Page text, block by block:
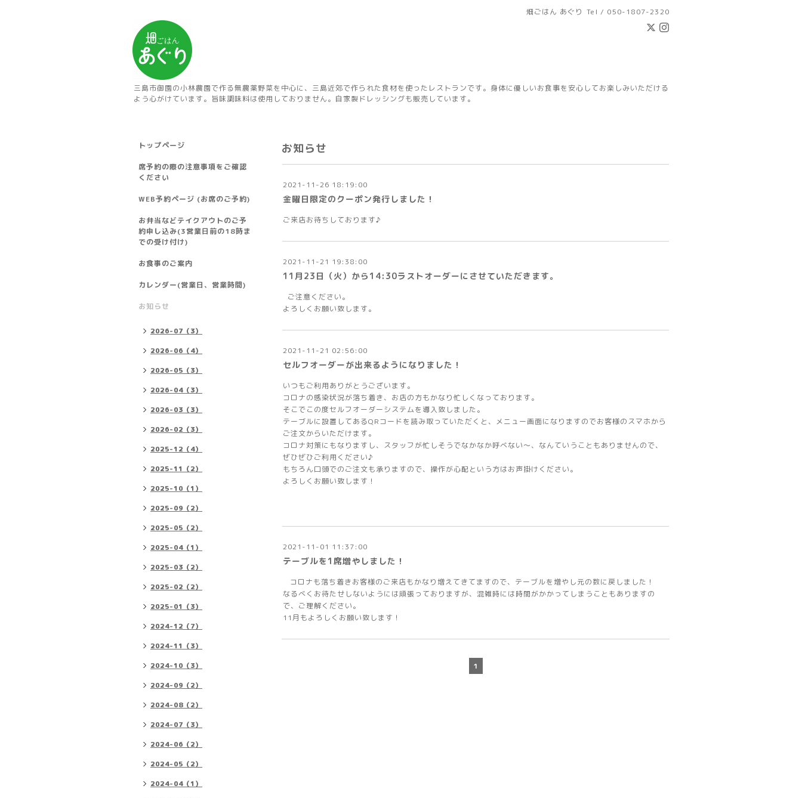
畑ごはん あぐり Tel / 050-1807-2320
三島市御園の小林農園で作る無農薬野菜を中心に、三島近郊で作られた食材を使ったレストランです。身体に優しいお食事を安心してお楽しみいただける
よう心がけています。旨味調味料は使用しておりません。自家製ドレッシングも販売しています。
お知らせ
2021-11-26 18:19:00
金曜日限定のクーポン発行しました！
ご来店お待ちしております♪
2021-11-21 19:38:00
11月23日（火）から14:30ラストオーダーにさせていただきます。
ご注意ください。
よろしくお願い致します。
2021-11-21 02:56:00
セルフオーダーが出来るようになりました！
いつもご利用ありがとうございます。
コロナの感染状況が落ち着き、お店の方もかなり忙しくなっております。
そこでこの度セルフオーダーシステムを導入致しました。
テーブルに設置してあるQRコードを読み取っていただくと、メニュー画面になりますのでお客様のスマホから
ご注文からいただけます。
コロナ対策にもなりますし、スタッフが忙しそうでなかなか呼べない〜、なんていうこともありませんので、
ぜひぜひご利用ください♪
もちろん口頭でのご注文も承りますので、操作が心配という方はお声掛けください。
よろしくお願い致します！
2021-11-01 11:37:00
テーブルを1席増やしました！
コロナも落ち着きお客様のご来店もかなり増えてきてますので、テーブルを増やし元の数に戻しました！
なるべくお待たせしないようには頑張っておりますが、混雑時には時間がかかってしまうこともありますの
で、ご理解ください。
11月もよろしくお願い致します！
1
トップページ
席予約の際の注意事項をご確認
ください
WEB予約ページ (お席のご予約)
お弁当などテイクアウトのご予
約申し込み(3営業日前の18時ま
での受け付け)
お食事のご案内
カレンダー(営業日、営業時間)
お知らせ
2026-07（3）
2026-06（4）
2026-05（3）
2026-04（3）
2026-03（3）
2026-02（3）
2025-12（4）
2025-11（2）
2025-10（1）
2025-09（2）
2025-05（2）
2025-04（1）
2025-03（2）
2025-02（2）
2025-01（3）
2024-12（7）
2024-11（3）
2024-10（3）
2024-09（2）
2024-08（2）
2024-07（3）
2024-06（2）
2024-05（2）
2024-04（1）